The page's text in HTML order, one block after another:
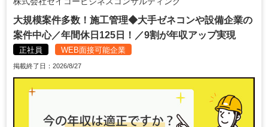
大規模案件多数！施工管理◆大手ゼネコンや設備企業の
案件中心／年間休日125日！／9割が年収アップ実現
正社員 WEB面接可能企業
掲載終了日：2026/8/27